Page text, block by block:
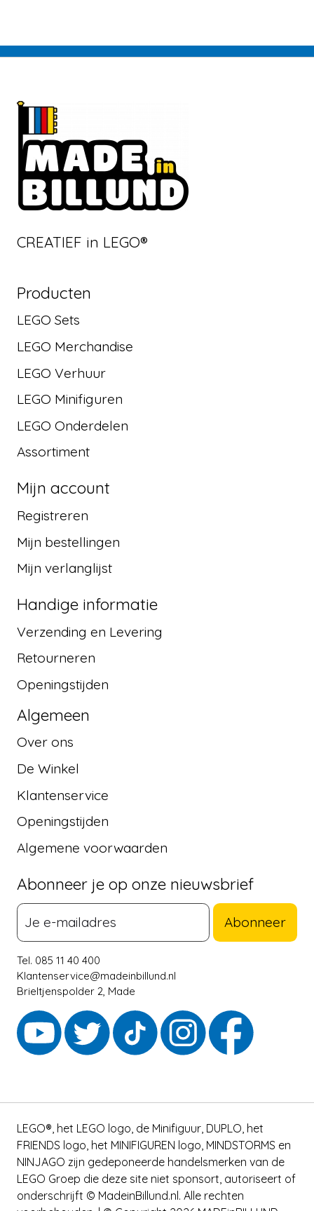
CREATIEF in LEGO®
Producten
LEGO Sets
LEGO Merchandise
LEGO Verhuur
LEGO Minifiguren
LEGO Onderdelen
Assortiment
Mijn account
Registreren
Mijn bestellingen
Mijn verlanglijst
Handige informatie
Verzending en Levering
Retourneren
Openingstijden
Algemeen
Over ons
De Winkel
Klantenservice
Openingstijden
Algemene voorwaarden
Abonneer je op onze nieuwsbrief
Abonneer
Tel. 085 11 40 400
Klantenservice@madeinbillund.nl
Brieltjenspolder 2, Made
LEGO®, het LEGO logo, de Minifiguur, DUPLO, het
FRIENDS logo, het MINIFIGUREN logo, MINDSTORMS en
NINJAGO zijn gedeponeerde handelsmerken van de
LEGO Groep die deze site niet sponsort, autoriseert of
onderschrijft © MadeinBillund.nl. Alle rechten